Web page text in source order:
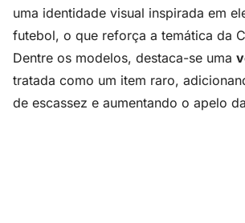
uma identidade visual inspirada em
futebol, o que reforça a temática da
Dentre os modelos, destaca-se uma
tratada como um item raro,
de escassez e aumentando o apelo